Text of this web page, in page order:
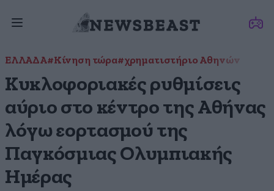
ΕΛΛΑΔΑ#Κίνηση τώρα#χρηματιστήριο Αθηνών
Κυκλοφοριακές ρυθμίσεις
αύριο στο κέντρο της Αθήνας
λόγω εορτασμού της
Παγκόσμιας Ολυμπιακής
Ημέρας